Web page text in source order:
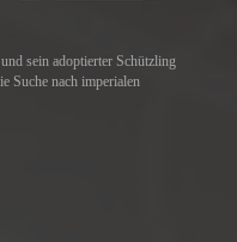
sein adoptierter Schützling
Suche nach imperialen